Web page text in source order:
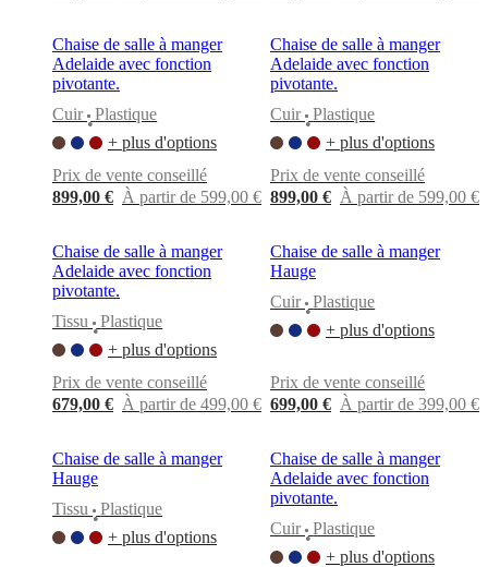
gratuitsTrouver
magasinÀ
propos
BoConcept ValeursResponsabilité
l’entreprise L’histoireEspace
Savoir-
qualitéRencontre
designersPersonnalisation
Standards
certificationsDéclaration
d’accessibilité
Devenir
franchiséProfessionalsTrade
ProgramProjects Articles
Chaise de salle à manger
Adelaide avec fonction
pivotante.
Cuir
•
Plastique
+ plus d'options
Prix de vente conseillé
899,00 € À partir de 599,00 €
Chaise de salle à manger
Adelaide avec fonction
pivotante.
Cuir
•
Plastique
+ plus d'options
Prix de vente conseillé
899,00 € À partir de 599,00 €
Chaise de salle à manger
Adelaide avec fonction
pivotante.
Tissu
•
Plastique
+ plus d'options
Prix de vente conseillé
679,00 € À partir de 499,00 €
Chaise de salle à manger
Hauge
Cuir
•
Plastique
+ plus d'options
Prix de vente conseillé
699,00 € À partir de 399,00 €
Chaise de salle à manger
Hauge
Tissu
•
Plastique
+ plus d'options
Chaise de salle à manger
Adelaide avec fonction
pivotante.
Cuir
•
Plastique
+ plus d'options